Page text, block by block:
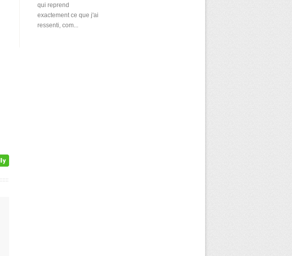
qui reprend
exactement ce que j'ai
ressenti, com...